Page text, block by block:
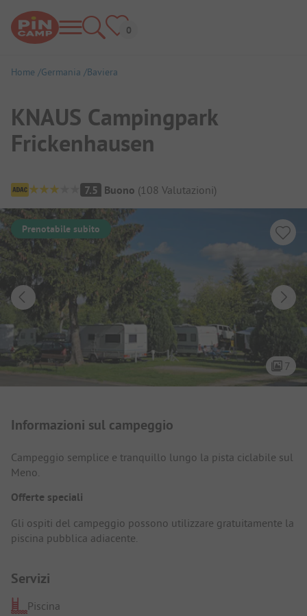
Home Germania Baviera
KNAUS Campingpark
Frickenhausen
Panoramica del campeggio
7.5 Buono (108 Valutazioni)
Prenotabile subito
7
Informazioni sul campeggio
Campeggio semplice e tranquillo lungo la pista ciclabile sul
Meno.
Offerte speciali
Gli ospiti del campeggio possono utilizzare gratuitamente la
piscina pubblica adiacente.
Servizi
Piscina